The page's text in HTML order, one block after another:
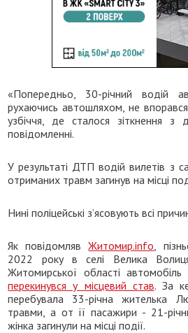
«Попередньо, 30-річний водій
рухаючись автошляхом, не
узбіччя, де сталося зіткнення
повідомленні.
У результаті ДТП водій вилетів з
отриманих травм загинув на місці
Нині поліцейські з’ясовують всі
Як повідомлявЖитомир.info,
2022 року в селі Велика
Житомирської області автомобіль
перекинувся у місцевий став. За
перебувала 33-річна жителька
травми, а от її пасажири - 21-
жінка загинули на місці події.